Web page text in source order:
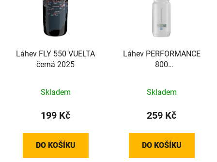
Láhev FLY 550 VUELTA
černá 2025
Skladem
199 Kč
DO KOŠÍKU
Láhev PERFORMANCE
800
Skladem
259 Kč
DO KOŠÍKU